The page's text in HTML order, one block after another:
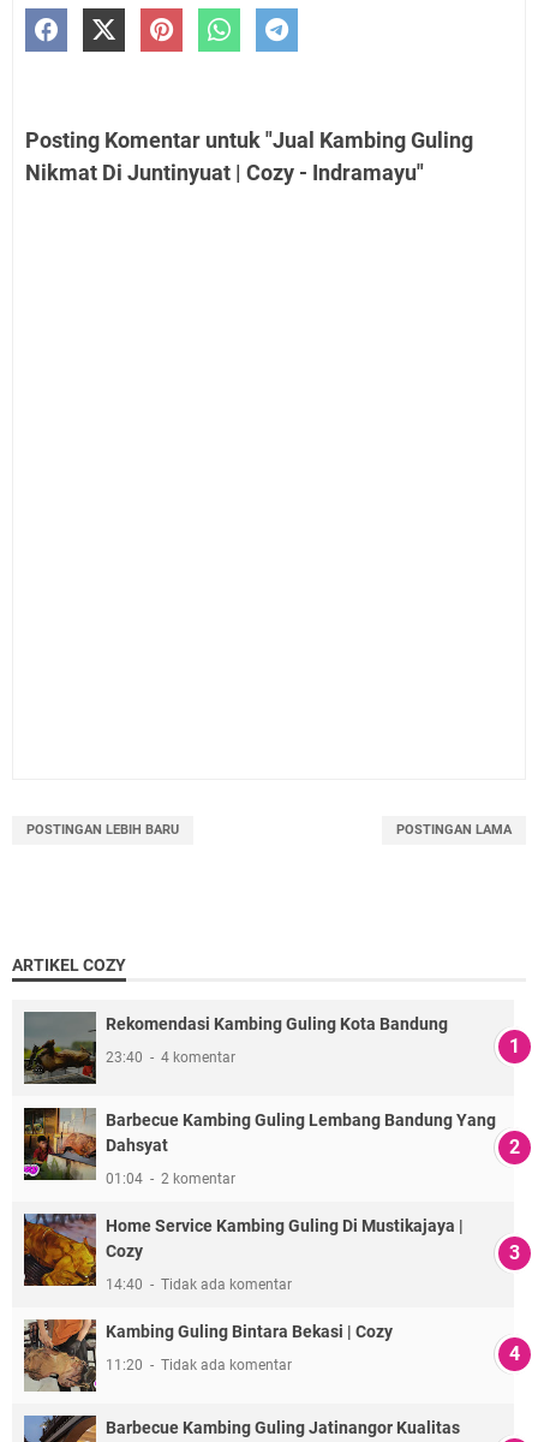
Posting Komentar untuk "Jual Kambing Guling
Nikmat Di Juntinyuat | Cozy - Indramayu"
POSTINGAN LEBIH BARU POSTINGAN LAMA
ARTIKEL COZY
Rekomendasi Kambing Guling Kota Bandung
23:40 4 komentar
Barbecue Kambing Guling Lembang Bandung Yang
Dahsyat
01:04 2 komentar
Home Service Kambing Guling Di Mustikajaya |
Cozy
14:40 Tidak ada komentar
Kambing Guling Bintara Bekasi | Cozy
11:20 Tidak ada komentar
Barbecue Kambing Guling Jatinangor Kualitas